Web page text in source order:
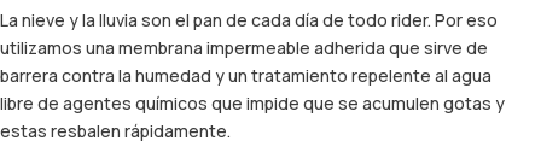
La nieve y la lluvia son el pan de cada día de todo rider. Por eso
utilizamos una membrana impermeable adherida que sirve de
barrera contra la humedad y un tratamiento repelente al agua
libre de agentes químicos que impide que se acumulen gotas y
estas resbalen rápidamente.